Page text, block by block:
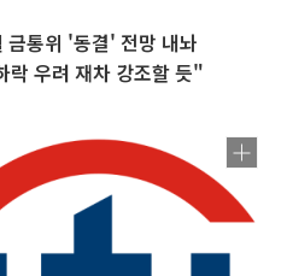
금통위 '동결' 전망 내놔
락 우려 재차 강조할 듯"